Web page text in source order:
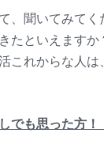
、聞いてみてく
たといえます
これからな人
でも思った方！